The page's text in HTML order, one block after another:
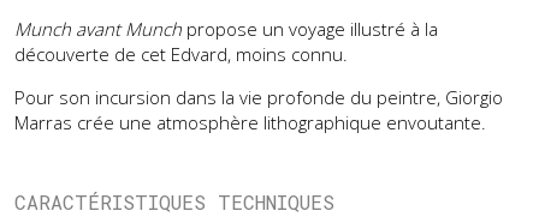
Munch avant Munch propose un voyage illustré à la
découverte de cet Edvard, moins connu.
Pour son incursion dans la vie profonde du peintre, Giorgio
Marras crée une atmosphère lithographique envoutante.
CARACTÉRISTIQUES TECHNIQUES